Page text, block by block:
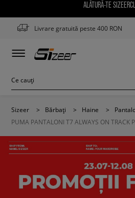
ALĂTURĂ-TE
Livrare gratuită peste 400 RON
Sizeer > Bărbați > Haine >
PUMA PANTALONI T7 ALWAYS ON TRACK